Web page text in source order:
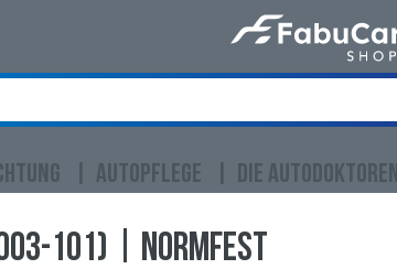
AUTOPFLEGE DIE AUTODOKTOREN
101) | NORMFEST